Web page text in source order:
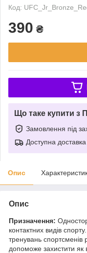
Код:
390 ₴
Що таке купити з
Замовлення під
Доступна доставка
Опис
Опис
Призначення:
контактних видів
тренувань спортсменів
допоможе захистити як